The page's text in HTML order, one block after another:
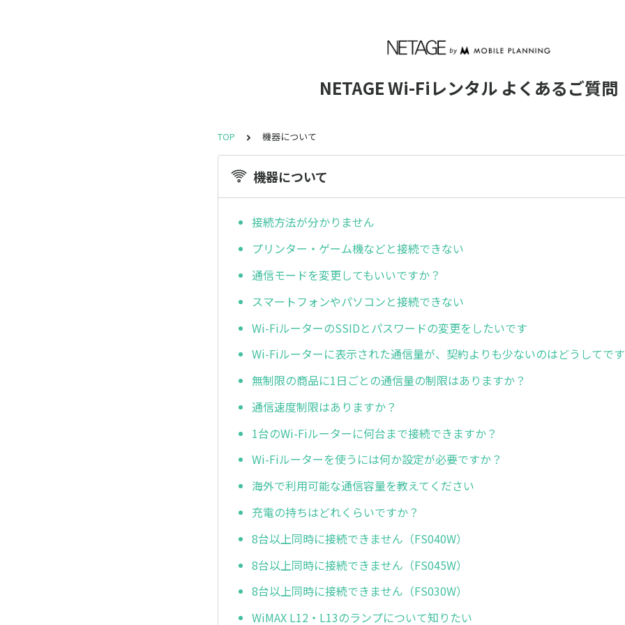
NETAGE Wi-Fiレンタル よくあるご質問
TOP 機器について
機器について
接続方法が分かりません
プリンター・ゲーム機などと接続できない
通信モードを変更してもいいですか？
スマートフォンやパソコンと接続できない
Wi-FiルーターのSSIDとパスワードの変更をしたいです
Wi-Fiルーターに表示された通信量が、契約よりも少ないのはどうしてで
無制限の商品に1日ごとの通信量の制限はありますか？
通信速度制限はありますか？
1台のWi-Fiルーターに何台まで接続できますか？
Wi-Fiルーターを使うには何か設定が必要ですか？
海外で利用可能な通信容量を教えてください
充電の持ちはどれくらいですか？
8台以上同時に接続できません（FS040W）
8台以上同時に接続できません（FS045W）
8台以上同時に接続できません（FS030W）
WiMAX L12・L13のランプについて知りたい